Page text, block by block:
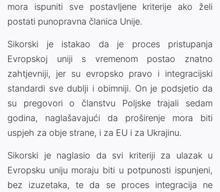
mora ispuniti sve postavljene kriterije ako želi
postati punopravna članica Unije.
Sikorski je istakao da je proces pristupanja
Evropskoj uniji s vremenom postao znatno
zahtjevniji, jer su evropsko pravo i integracijski
standardi sve dublji i obimniji. On je podsjetio da
su pregovori o članstvu Poljske trajali sedam
godina, naglašavajući da proširenje mora biti
uspjeh za obje strane, i za EU i za Ukrajinu.
Sikorski je naglasio da svi kriteriji za ulazak u
Evropsku uniju moraju biti u potpunosti ispunjeni,
bez izuzetaka, te da se proces integracija ne